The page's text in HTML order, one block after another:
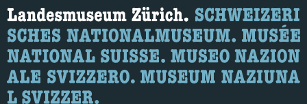
What are you looking for?
Here you can search for content on the page.